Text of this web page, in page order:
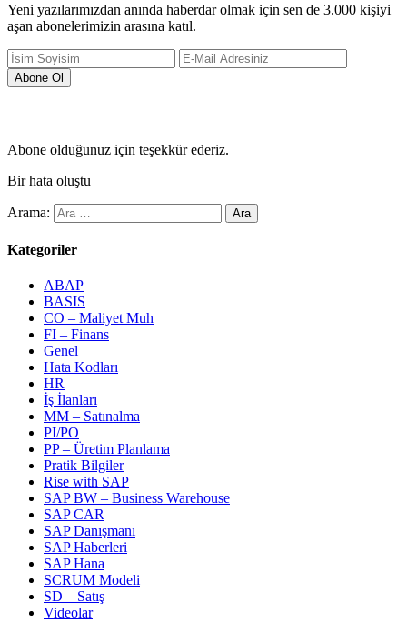
Yeni yazılarımızdan anında haberdar olmak için sen de 3.000 kişiyi
aşan abonelerimizin arasına katıl.
Abone olduğunuz için teşekkür ederiz.
Bir hata oluştu
Arama:
Kategoriler
ABAP
BASIS
CO – Maliyet Muh
FI – Finans
Genel
Hata Kodları
HR
İş İlanları
MM – Satınalma
PI/PO
PP – Üretim Planlama
Pratik Bilgiler
Rise with SAP
SAP BW – Business Warehouse
SAP CAR
SAP Danışmanı
SAP Haberleri
SAP Hana
SCRUM Modeli
SD – Satış
Videolar